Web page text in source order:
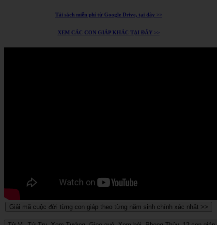
Tải sách miễn phí từ Google Drive, tại đây >>
XEM CÁC CON GIÁP KHÁC TẠI ĐÂY >>